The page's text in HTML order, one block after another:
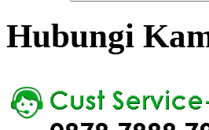
Hubungi